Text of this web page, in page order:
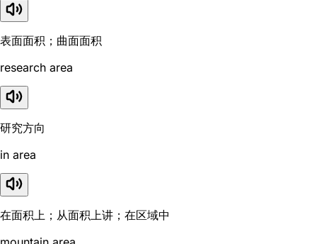
表面面积；曲面面积
research area
研究方向
in area
在面积上；从面积上讲；在区域中